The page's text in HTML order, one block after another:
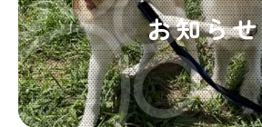
お知らせ